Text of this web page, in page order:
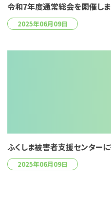
令和7年度通常総会を開催しま
2025年06月09日
ふくしま被害者支援センター
2025年06月09日